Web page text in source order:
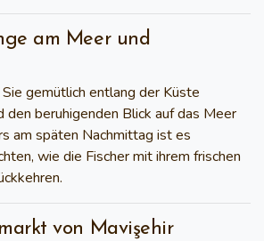
am Meer und
gemütlich entlang der Küste
den beruhigenden Blick auf das Meer
am späten Nachmittag ist es
wie die Fischer mit ihrem frischen
von Mavişehir